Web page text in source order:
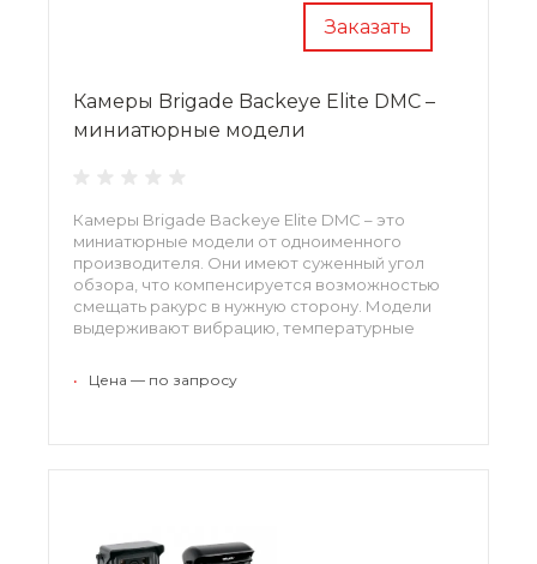
Заказать
Камеры Brigade Backeye Elite DMC –
миниатюрные модели
Камеры Brigade Backeye Elite DMC – это
миниатюрные модели от одноименного
производителя. Они имеют суженный угол
обзора, что компенсируется возможностью
смещать ракурс в нужную сторону. Модели
выдерживают вибрацию, температурные
гарантию.
• Цена — по запросу